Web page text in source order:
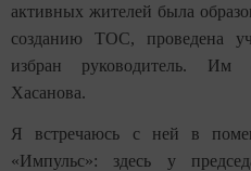
активных жителей была
созданию ТОС, проведена
избран руководитель. Им
Хасанова.
Я встречаюсь с ней в
«Импульс»: здесь у